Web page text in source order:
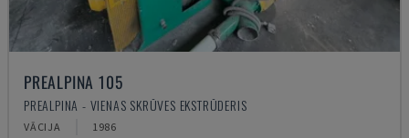
PREALPINA 105
PREALPINA - VIENAS SKRŪVES EKSTRŪDERIS
VĀCIJA 1986